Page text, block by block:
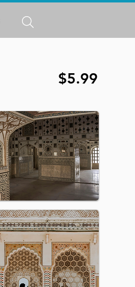
$5.99